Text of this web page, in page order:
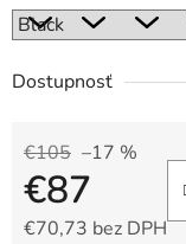
Dostupnosť
€105 –17 %
€87
€70,73 bez DPH